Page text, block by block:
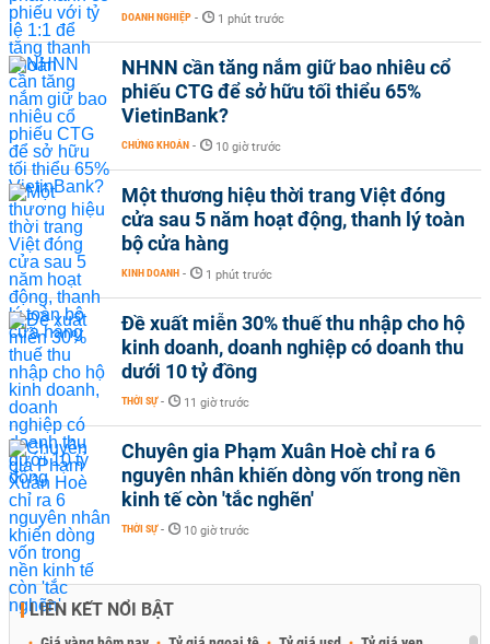
DOANH NGHIỆP - 1 phút trước
NHNN cần tăng nắm giữ bao nhiêu cổ
phiếu CTG để sở hữu tối thiểu 65%
VietinBank?
CHỨNG KHOÁN - 10 giờ trước
Một thương hiệu thời trang Việt đóng
cửa sau 5 năm hoạt động, thanh lý toàn
bộ cửa hàng
KINH DOANH - 1 phút trước
Đề xuất miễn 30% thuế thu nhập cho hộ
kinh doanh, doanh nghiệp có doanh thu
dưới 10 tỷ đồng
THỜI SỰ - 11 giờ trước
Chuyên gia Phạm Xuân Hoè chỉ ra 6
nguyên nhân khiến dòng vốn trong nền
kinh tế còn 'tắc nghẽn'
THỜI SỰ - 10 giờ trước
LIÊN KẾT NỔI BẬT